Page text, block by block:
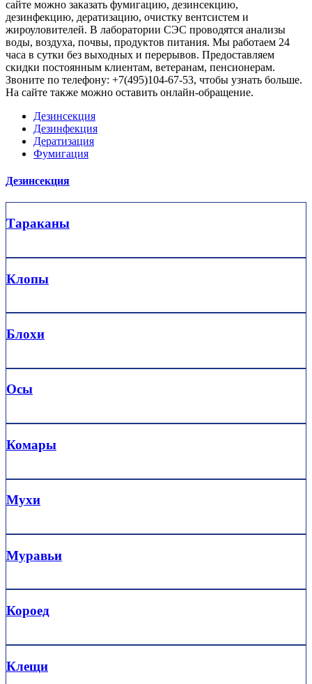
сайте можно заказать фумигацию, дезинсекцию,
дезинфекцию, дератизацию, очистку вентсистем и
жироуловителей. В лаборатории СЭС проводятся анализы
воды, воздуха, почвы, продуктов питания. Мы работаем 24
часа в сутки без выходных и перерывов. Предоставляем
скидки постоянным клиентам, ветеранам, пенсионерам.
Звоните по телефону: +7(495)104-67-53, чтобы узнать больше.
На сайте также можно оставить онлайн-обращение.
Дезинсекция
Дезинфекция
Дератизация
Фумигация
Дезинсекция
Тараканы
Клопы
Блохи
Осы
Комары
Мухи
Муравьи
Короед
Клещи